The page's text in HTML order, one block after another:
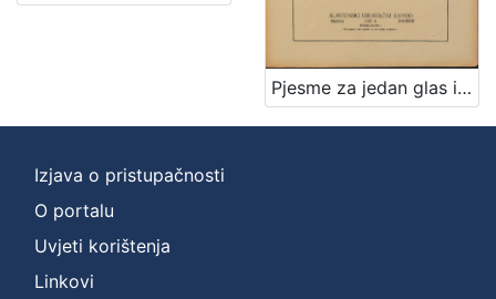
[
Pjesme za jedan glas i glasovir / vglazbil Ivo Muhvić ; speval D. M. Domjanić
Izjava o pristupačnosti
O portalu
Uvjeti korištenja
Linkovi